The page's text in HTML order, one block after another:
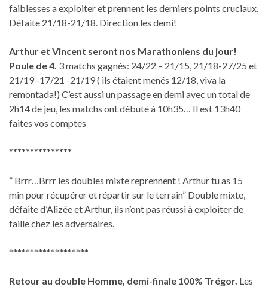
faiblesses a exploiter et prennent les derniers points cruciaux.
Défaite 21/18-21/18. Direction les demi!
Arthur et Vincent seront nos Marathoniens du jour!
Poule de 4. 3 matchs gagnés: 24/22 – 21/15, 21/18-27/25 et
21/19 -17/21 -21/19 ( ils étaient menés 12/18, viva la
remontada!) C’est aussi un passage en demi avec un total de
2h14 de jeu, les matchs ont débuté à 10h35… Il est 13h40
faites vos comptes
***************
” Brrr…Brrr les doubles mixte reprennent ! Arthur tu as 15
min pour récupérer et répartir sur le terrain” Double mixte,
défaite d’Alizée et Arthur, ils n’ont pas réussi à exploiter de
faille chez les adversaires.
*******************
Retour au double Homme, demi-finale 100% Trégor. Les